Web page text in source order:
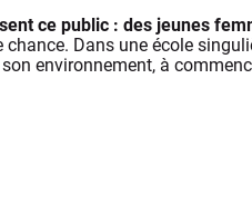
ce public : des jeunes
Dans une école
environnement, à